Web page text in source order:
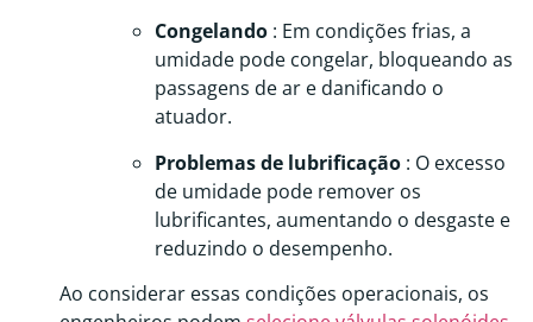
Congelando : Em condições frias, a
umidade pode congelar, bloqueando as
passagens de ar e danificando o
atuador.
Problemas de lubrificação : O excesso
de umidade pode remover os
lubrificantes, aumentando o desgaste e
reduzindo o desempenho.
Ao considerar essas condições operacionais, os